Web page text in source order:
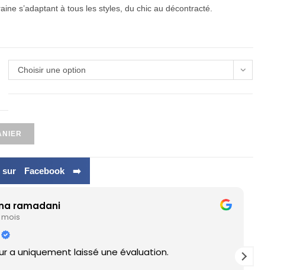
s’adaptant à tous les styles, du chic au décontracté.
Choisir une option
sur Facebook ➡️
ramadani
mois
a uniquement laissé une évaluation.